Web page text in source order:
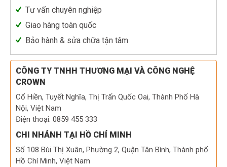
Tư vấn chuyên nghiệp
Giao hàng toàn quốc
Bảo hành & sửa chữa tận tâm
CÔNG TY TNHH THƯƠNG MẠI VÀ CÔNG NGHỆ
CROWN
Cổ Hiền, Tuyết Nghĩa, Thị Trấn Quốc Oai, Thành Phố Hà
Nội, Việt Nam
Điện thoại: 0859 455 333
CHI NHÁNH TẠI HỒ CHÍ MINH
Số 108 Bùi Thị Xuân, Phường 2, Quận Tân Bình, Thành phố
Hồ Chí Minh, Việt Nam